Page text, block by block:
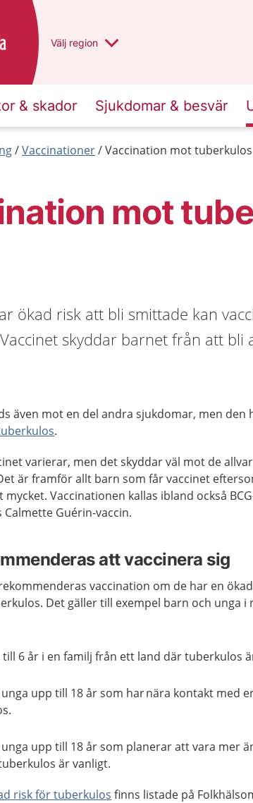
Du har valt region
Välj en annan
region
& skador Sjukdomar & besvär
Vaccinationer Vaccination mot tuberkulos
mot
ökad risk att bli smittade kan
skyddar barnet från att bli
även mot en del andra sjukdomar, men den
.
varierar, men det skyddar väl mot de
är framför allt barn som får vaccinet
mycket. Vaccinationen kallas ibland också
Calmette Guérin-vaccin.
att vaccinera sig
vaccination om de har en
Det gäller till exempel barn och unga i
till 6 år i en familj från ett land där tuberkulos
upp till 18 år som har nära kontakt med
upp till 18 år som planerar att vara mer
är vanligt.
risk för tuberkulos finns listade på